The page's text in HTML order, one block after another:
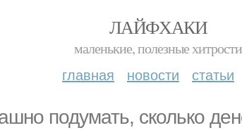
ЛАЙФХАКИ
маленькие, полезные хитрости
главная новости статьи
подумать, сколько